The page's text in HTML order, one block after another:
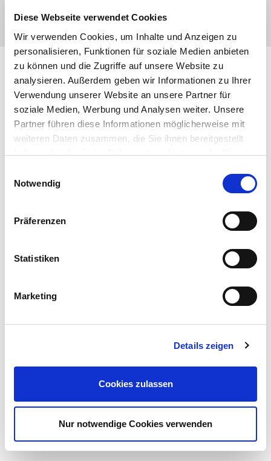
Diese Webseite verwendet Cookies
Wir verwenden Cookies, um Inhalte und Anzeigen zu
personalisieren, Funktionen für soziale Medien anbieten
zu können und die Zugriffe auf unsere Website zu
analysieren. Außerdem geben wir Informationen zu Ihrer
Verwendung unserer Website an unsere Partner für
soziale Medien, Werbung und Analysen weiter. Unsere
Partner führen diese Informationen möglicherweise mit
weiteren Daten zusammen, die Sie ihnen bereitgestellt
haben oder die sie im Rahmen Ihrer Nutzung der Dienste
Cookies, wenn Sie unsere Webseite weiterhin nutzen.
Notwendig
Präferenzen
Statistiken
Marketing
Details zeigen
Cookies zulassen
Nur notwendige Cookies verwenden